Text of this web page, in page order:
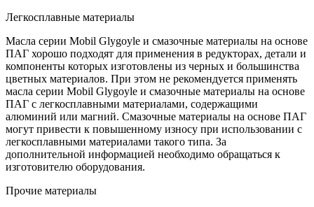
Легкосплавные материалы
Масла серии Mobil Glygoyle и смазочные материалы на основе
ПАГ хорошо подходят для применения в редукторах, детали и
компоненты которых изготовлены из черных и большинства
цветных материалов. При этом не рекомендуется применять
масла серии Mobil Glygoyle и смазочные материалы на основе
ПАГ с легкосплавными материалами, содержащими
алюминий или магний. Смазочные материалы на основе ПАГ
могут привести к повышенному износу при использовании с
легкосплавными материалами такого типа. За
дополнительной информацией необходимо обращаться к
изготовителю оборудования.
Прочие материалы